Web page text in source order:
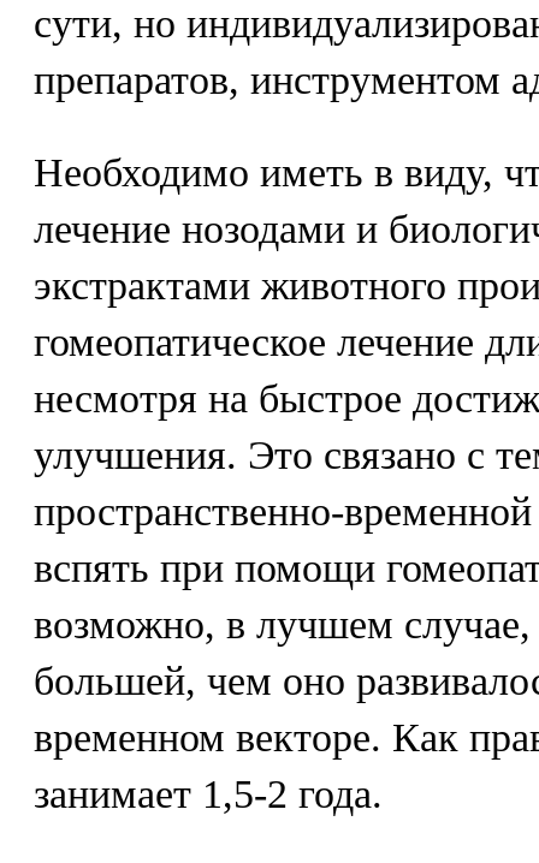
сути, но
препаратов, инструментом
Необходимо иметь в виду,
лечение нозодами и
экстрактами животного
гомеопатическое лечение
несмотря на быстрое
улучшения. Это связано с
пространственно-
вспять при помощи
возможно, в лучшем случае,
большей, чем оно
временном векторе. Как
занимает 1,5-2 года.